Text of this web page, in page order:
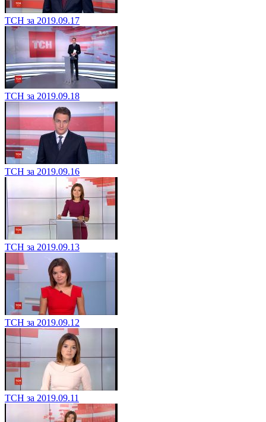
ТСН за 2019.09.17
ТСН за 2019.09.18
ТСН за 2019.09.16
ТСН за 2019.09.13
ТСН за 2019.09.12
ТСН за 2019.09.11